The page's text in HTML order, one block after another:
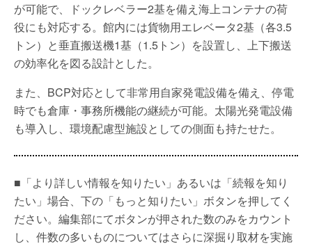
が可能で、ドックレベラー2基を備え海上コンテナの荷
役にも対応する。館内には貨物用エレベータ2基（各3.5
トン）と垂直搬送機1基（1.5トン）を設置し、上下搬送
の効率化を図る設計とした。
また、BCP対応として非常用自家発電設備を備え、停電
時でも倉庫・事務所機能の継続が可能。太陽光発電設備
も導入し、環境配慮型施設としての側面も持たせた。
■「より詳しい情報を知りたい」あるいは「続報を知り
たい」場合、下の「もっと知りたい」ボタンを押してく
ださい。編集部にてボタンが押された数のみをカウント
し、件数の多いものについてはさらに深掘り取材を実施